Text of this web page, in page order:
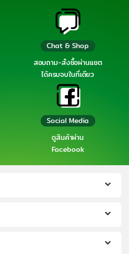
Chat & Shop
สอบถาม-สั่งซื้อผ่านแชต
ได้ครบจบในที่เดียว
Social Media
ดูสินค้าผ่าน
Facebook